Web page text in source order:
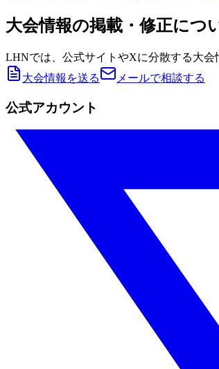
大会情報の掲載・修正につ
LHNでは、公式サイトやXに分散する大会
大会情報を送る
メールで相談する
公式アカウント